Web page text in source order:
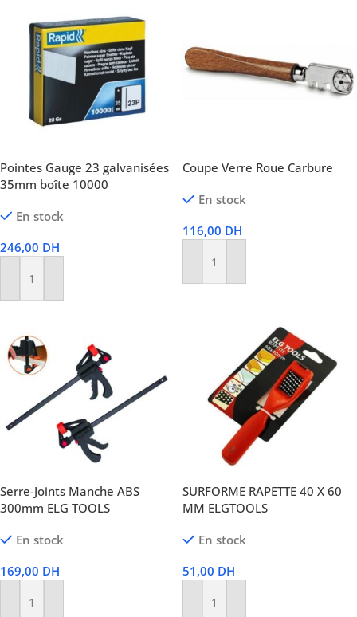
Pointes Gauge 23 galvanisées
35mm boîte 10000
En stock
246,00 DH
Ajouter Au Panier
Coupe Verre Roue Carbure
En stock
116,00 DH
Ajouter Au Panier
Serre-Joints Manche ABS
300mm ELG TOOLS
En stock
169,00 DH
Ajouter Au Panier
SURFORME RAPETTE 40 X 60
MM ELGTOOLS
En stock
51,00 DH
Ajouter Au Panier